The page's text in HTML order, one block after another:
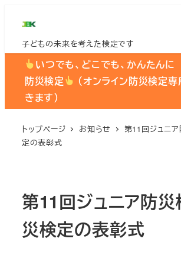
ン
子どもの未来を考えた検定です
いつでも、どこでも、かんたん
防災検定
（オンライン防災検定
きます）
トップページ お知らせ
第11回ジュニ
定の表彰式
第11回ジュニア防災
災検定の表彰式